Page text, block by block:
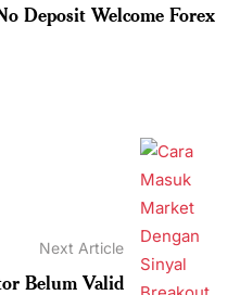
Deposit Welcome Forex
Next Article
Belum Valid